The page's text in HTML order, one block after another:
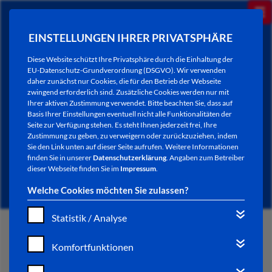
EINSTELLUNGEN IHRER PRIVATSPHÄRE
Diese Website schützt Ihre Privatsphäre durch die Einhaltung der
EU-Datenschutz-Grundverordnung (DSGVO). Wir verwenden
daher zunächst nur Cookies, die für den Betrieb der Webseite
zwingend erforderlich sind. Zusätzliche Cookies werden nur mit
Ihrer aktiven Zustimmung verwendet. Bitte beachten Sie, dass auf
Basis Ihrer Einstellungen eventuell nicht alle Funktionalitäten der
Seite zur Verfügung stehen. Es steht Ihnen jederzeit frei, Ihre
Zustimmung zu geben, zu verweigern oder zurückzuziehen, indem
Sie den Link unten auf dieser Seite aufrufen. Weitere Informationen
finden Sie in unsererDatenschutzerklärung. Angaben zum Betreiber
dieser Webseite finden Sie im Impressum.
Welche Cookies möchten Sie zulassen?
Statistik / Analyse
Komfortfunktionen
NEWSLETTER / CITY LETTER
START